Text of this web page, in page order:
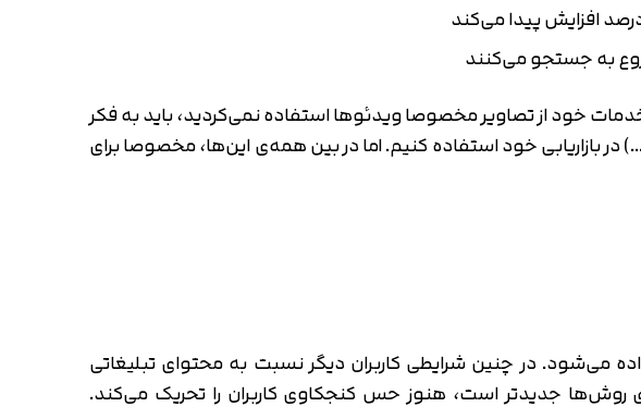
خود از تصاویر مخصوصا ویدئوها استفاده نمی‌کردید، باید به فکر
بازاریابی خود استفاده کنیم. اما در بین همه‌ی این‌ها، مخصوصا برای
می‌شود. در چنین شرایطی کاربران دیگر نسبت به محتوای تبلیغاتی
روش‌ها جدیدتر است، هنوز حس کنجکاوی کاربران را تحریک می‌کند.